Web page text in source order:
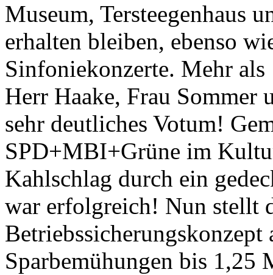
Museum, Tersteegenhaus
erhalten bleiben, ebenso
Sinfoniekonzerte. Mehr
Herr Haake, Frau
sehr deutliches Votum!
SPD+MBI+Grüne im
Kahlschlag durch ein
war erfolgreich! Nun stellt
Sparbemühungen bis 1,25